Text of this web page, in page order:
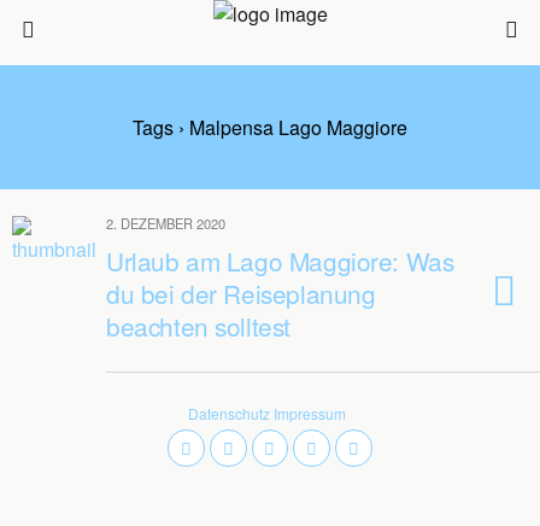
Tags › Malpensa Lago Maggiore
2. DEZEMBER 2020
Urlaub am Lago Maggiore: Was
du bei der Reiseplanung
beachten solltest
Datenschutz Impressum